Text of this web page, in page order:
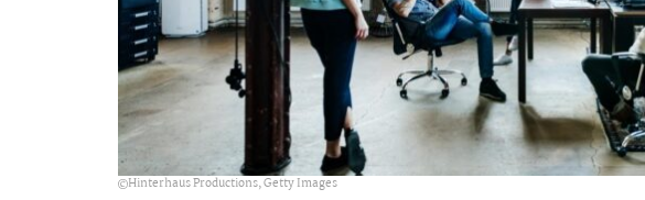
Hinterhaus Productions, Getty Images